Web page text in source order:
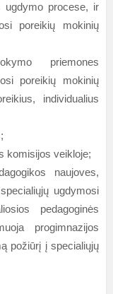
ugdymo procese, ir
poreikių mokinių
priemones
poreikių mokinių
individualius
komisijos veikloje;
naujoves,
ugdymosi
pedagoginės
progimnazijos
požiūrį į specialiųjų